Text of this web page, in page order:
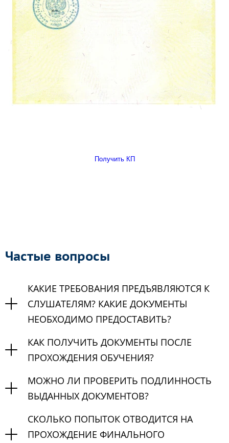
Получить КП
Частые вопросы
КАКИЕ ТРЕБОВАНИЯ ПРЕДЪЯВЛЯЮТСЯ К
СЛУШАТЕЛЯМ? КАКИЕ ДОКУМЕНТЫ
НЕОБХОДИМО ПРЕДОСТАВИТЬ?
КАК ПОЛУЧИТЬ ДОКУМЕНТЫ ПОСЛЕ
ПРОХОЖДЕНИЯ ОБУЧЕНИЯ?
МОЖНО ЛИ ПРОВЕРИТЬ ПОДЛИННОСТЬ
ВЫДАННЫХ ДОКУМЕНТОВ?
СКОЛЬКО ПОПЫТОК ОТВОДИТСЯ НА
ПРОХОЖДЕНИЕ ФИНАЛЬНОГО